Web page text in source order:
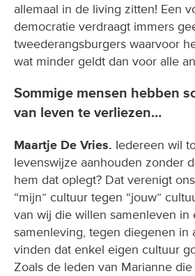
allemaal in de living zitten! Een
democratie verdraagt immers
tweederangsburgers waarvoor
wat minder geldt dan voor alle
Sommige mensen hebben
van leven te verliezen…
Maartje De Vries. Iedereen wil
levenswijze aanhouden zonder
hem dat oplegt? Dat verenigt
“mijn” cultuur tegen “jouw”
van wij die willen samenleven in
samenleving, tegen diegenen in
vinden dat enkel eigen cultuur
Zoals de leden van Marianne